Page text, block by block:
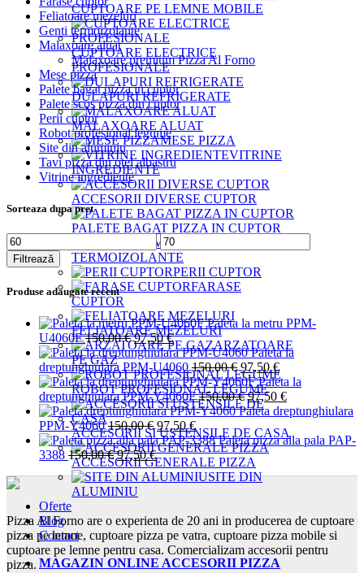
CUPTOARE PE LEMNE MOBILE
CUPTOARE ELECTRICE
PROFESIONALE
DULAPURI REFRIGERATE
MALAXOARE ALUAT
MESE PIZZA
VITRINE
INGREDIENTE
ACCESORII DIVERSE CUPTOR
PALETE BAGAT PIZZA IN CUPTOR
TERMOIZOLANTE
PERII CUPTOR
FARASE
CUPTOR
FELIATOARE MEZELURI
ARZATOARE
PE GAZ
ROBOT PROFESIONAL LEGUME
ACCESORII SI USTENSILE DE CASA
ACCESORII GENERALE PIZZA
SITE DIN
ALUMINIU
Oferte
Blog
Contact
MAGAZIN ONLINE ACCESORII PIZZA
Feliatoare mezeluri
Genti termoizolante
Malaxoare aluat
Malaxoare premium Pizza Al Forno
Mese pizza
Palete bagat pizza in cuptor
Palete scos pizza din cuptor
Perii cuptor
Robot profesional legume
Site din aluminiu
Tavi pizza din otel albastru
Vitrine ingrediente
Sorteaza dupa pret
Preț
minim
Preț
maxim
Filtrează
Produse adaugate recent
Paleta la metru PPM-
U4060F150,00€Prețul
inițial
a
fost:
150,00 €.
97,50€Prețul
curent
este:
97,50 €.
Paleta la
dreptunghiulara PPM-U4060150,00€ Prețul
inițial
a
fost:
97,50€Prețul
curent
este:
97,50 €.
Paleta la
dreptunghiulara PPM-Y4060F150,00€Prețul
inițial
fost:
150,00 €.
97,50 €Prețul
curent
97,50 €.
Paleta dreptunghiulara
PPM-Y4060150,00€ Prețul
inițial
a
fost:
150,00 €.
97,50€Prețul
curent
este:
97,50 €.
Paleta pizza alla pala PAP-
3388 150,00€Prețul
inițial
a
fost:
97,50€Prețul
curent
este:
Pizza Al Forno are o experienta de 20 ani in producerea de cuptoare
pizza pe lemne, cuptoare pizza pe vatra, cuptoare pizza mobile si
cuptoare pe lemne pentru casa. Comercializam accesorii pentru
pizza.